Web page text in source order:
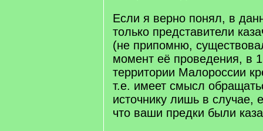
Если я верно понял, в
только представители
(не припомню,
момент её проведения, в
территории Малороссии
т.е. имеет смысл
источнику лишь в случае,
что ваши предки были